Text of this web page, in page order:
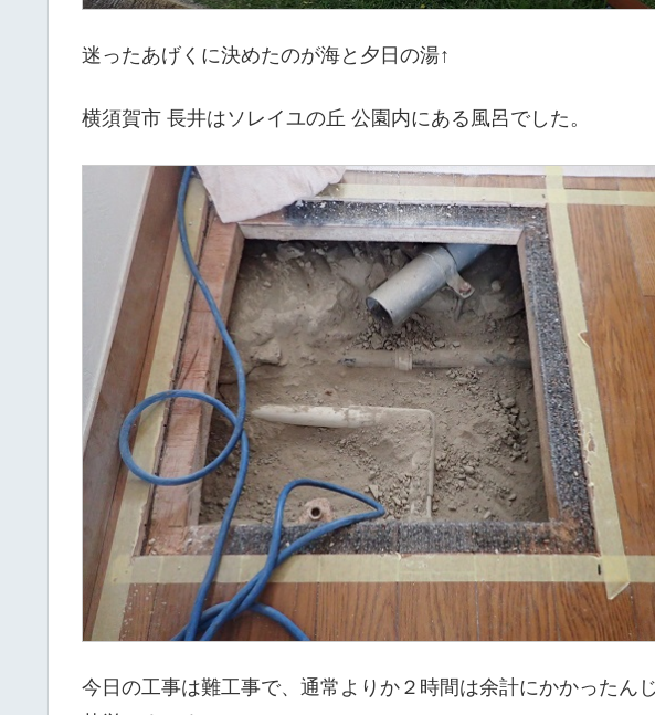
迷ったあげくに決めたのが海と夕日の湯↑
横須賀市 長井はソレイユの丘 公園内にある風呂でした。
今日の工事は難工事で、通常よりか２時間は余計にかかった